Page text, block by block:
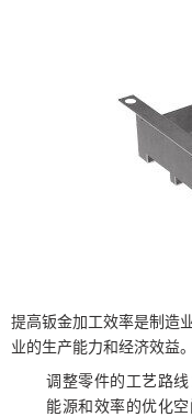
提高钣金加工效率是制造
业的生产能力和经济效益
调整零件的工艺路
能源和效率的优化